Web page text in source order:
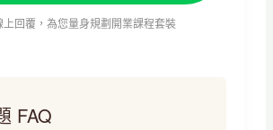
回覆，為您量身規劃開業課程套裝
FAQ